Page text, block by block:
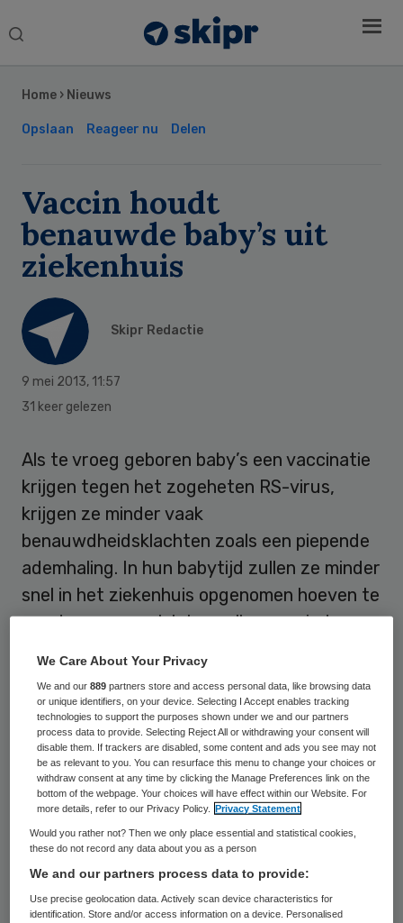
Search
Home › Nieuws
Opslaan Reageer nu Delen
Vaccin houdt
benauwde baby’s uit
ziekenhuis
Skipr Redactie
9 mei 2013, 11:57
31 keer gelezen
Als te vroeg geboren baby’s een vaccinatie
krijgen tegen het zogeheten RS-virus,
krijgen ze minder vaak
benauwdheidsklachten zoals een piepende
ademhaling. In hun babytijd zullen ze minder
snel in het ziekenhuis opgenomen hoeven te
worden, maar ook later zullen ze minder
donderdag.
“Onze onderzoekers ontdekten dat
piepende benauwdheid bij te vroeg geboren
baby’s meestal door het RS-virus komt, een
luchtweginfectie die erg op een
verkoudheid lijkt maar waarvan de klachten
langer aanhouden”, liet een woordvoerder
weten. De klachten kunnen bovendien een
Sidebar
We Care About Your Privacy
We and our889 partners store and access personal data, like browsing data
or unique identifiers, on your device. Selecting I Accept enables tracking
technologies to support the purposes shown under we and our partners
process data to provide. Selecting Reject All or withdrawing your consent will
disable them. If trackers are disabled, some content and ads you see may not
be as relevant to you. You can resurface this menu to change your choices or
withdraw consent at any time by clicking the Manage Preferences link on the
bottom of the webpage. Your choices will have effect within our Website. For
more details, refer to our Privacy Policy.
Privacy Statement
Would you rather not? Then we only place essential and statistical cookies,
these do not record any data about you as a person
We and our partners process data to provide:
Use precise geolocation data. Actively scan device characteristics for
identification. Store and/or access information on a device. Personalised